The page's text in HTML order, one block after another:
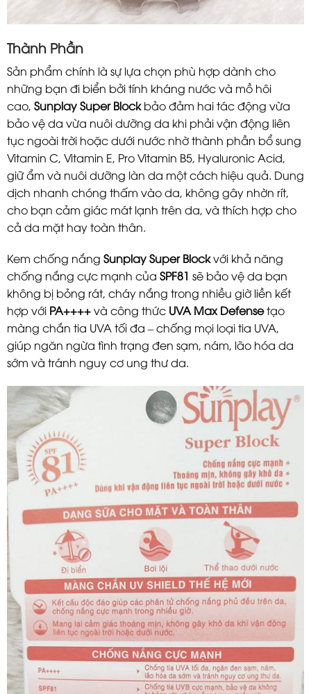
Thành Phần
Sản phẩm chính là sự lựa chọn phù hợp dành cho
những bạn đi biển bởi tính kháng nước và mồ hôi
cao, Sunplay Super Blockbảo đảm hai tác động vừa
bảo vệ da vừa nuôi dưỡng da khi phải vận động liên
tục ngoài trời hoặc dưới nước nhờ thành phần bổ sung
Vitamin C, Vitamin E, Pro Vitamin B5, Hyaluronic Acid,
giữ ẩm và nuôi dưỡng làn da một cách hiệu quả. Dung
dịch nhanh chóng thấm vào da, không gây nhờn rít,
cho bạn cảm giác mát lạnh trên da, và thích hợp cho
cả da mặt hay toàn thân.
Kem chống nắng Sunplay Super Blockvới khả năng
chống nắng cực mạnh của SPF81 sẽ bảo vệ da bạn
không bị bỏng rát, cháy nắng trong nhiều giờ liền kết
hợp với PA++++và công thức UVA Max Defensetạo
màng chắn tia UVA tối đa – chống mọi loại tia UVA,
giúp ngăn ngừa tình trạng đen sạm, nám, lão hóa da
sớm và tránh nguy cơ ung thư da.